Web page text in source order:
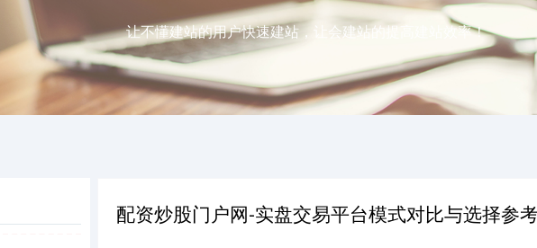
让不懂建站的用户快速建站，让会建站的提高建站效率！
配资炒股门户网-实盘交易平台模式对比与选择参
+1.02%
+1.42%